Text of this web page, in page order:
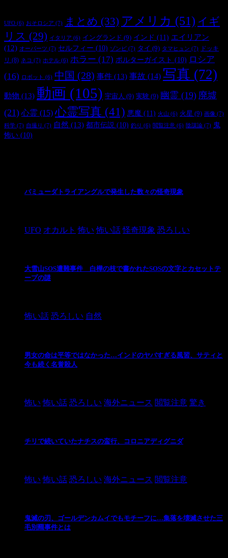
UFO (6) おそロシア (7) まとめ (33) アメリカ (51) イギ
リス (29) イタリア (6) イングランド (9) インド (11) エイリアン
(12) オーパーツ (7) セルフィー (10) ゾンビ (7) タイ (9) タマヒュン (7)
ドッキ
リ (8) ネコ (7) ホテル (6) ホラー (17) ポルターガイスト (10) ロシア
(16)
ロボット (6) 中国 (28) 事件 (13) 事故 (14) 写真 (72)
動物 (13) 動画 (105) 宇宙人 (9) 実験 (9) 幽霊 (19) 廃墟
(21) 心霊 (15) 心霊写真 (41) 悪魔 (11) 火山 (6) 火星 (9) 画像 (7)
科学 (7) 自撮り (7) 自然 (13) 都市伝説 (10) 釣り (6) 閲覧注意 (6) 陰謀論 (7) 鬼
怖い (10)
バミューダトライアングルで発生した数々の怪奇現象
UFO オカルト 怖い 怖い話 怪奇現象 恐ろしい
大雪山SOS遭難事件 白樺の枝で書かれたSOSの文字とカセットテ
ープの謎
怖い話 恐ろしい 自然
男女の命は平等ではなかった…インドのヤバすぎる風習、サティと
今も続く名誉殺人
怖い 怖い話 恐ろしい 海外ニュース 閲覧注意 驚き
チリで続いていたナチスの蛮行、コロニアディグニダ
怖い 怖い話 恐ろしい 海外ニュース 閲覧注意
鬼滅の刃、ゴールデンカムイでもモチーフに…集落を壊滅させた三
毛別羆事件とは